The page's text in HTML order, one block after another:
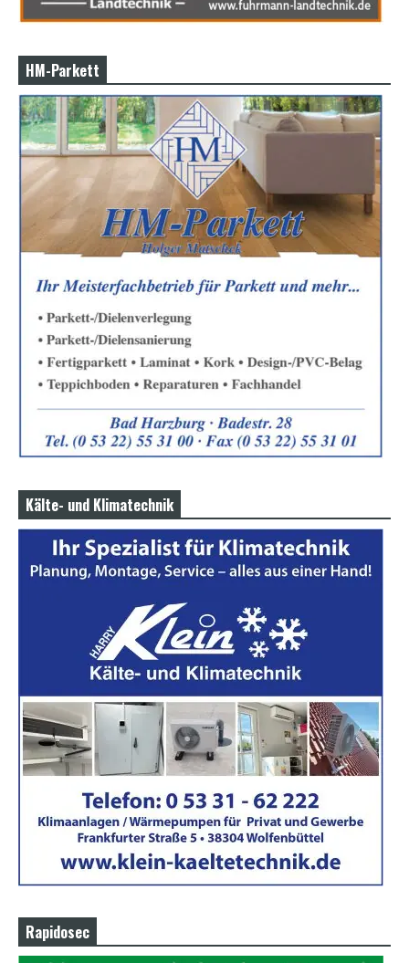
HM-Parkett
Kälte- und Klimatechnik
Rapidosec